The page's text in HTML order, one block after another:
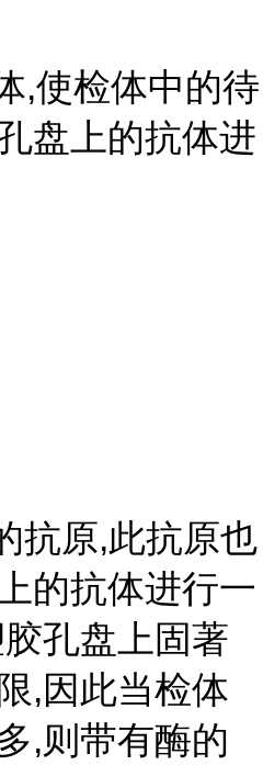
,使检体中的待
盘上的抗体进
抗原,此抗原也
的抗体进行一
孔盘上固著
,因此当检体
,则带有酶的